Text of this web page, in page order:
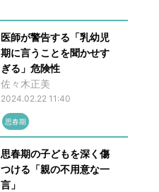
医師が警告する「乳幼児
期に言うことを聞かせす
ぎる」危険性
佐々木正美
2024.02.22 11:40
思春期
思春期の子どもを深く傷
つける「親の不用意な一
言」